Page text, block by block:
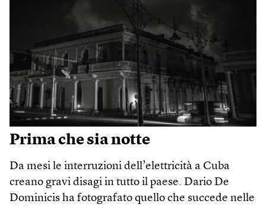
Prima che sia notte
Da mesi le interruzioni dell’elettricità a Cuba
creano gravi disagi in tutto il paese. Dario De
Dominicis ha fotografato quello che succede nelle